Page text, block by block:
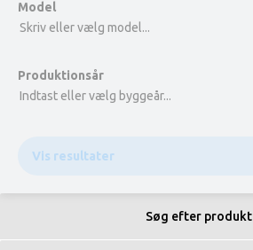
Model
Skriv eller vælg model...
Produktionsår
Indtast eller vælg byggeår...
Vis resultater
Søg efter produkt